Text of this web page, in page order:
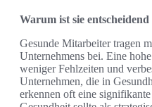
Warum ist sie
Gesunde Mitarbeiter tragen
Unternehmens bei. Eine
weniger Fehlzeiten und
Unternehmen, die in
erkennen oft eine